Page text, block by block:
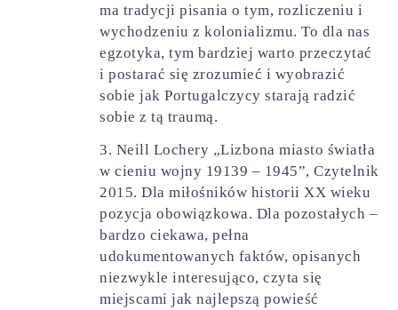
ma tradycji pisania o tym, rozliczeniu i
wychodzeniu z kolonializmu. To dla nas
egzotyka, tym bardziej warto przeczytać
i postarać się zrozumieć i wyobrazić
sobie jak Portugalczycy starają radzić
sobie z tą traumą.
3. Neill Lochery „Lizbona miasto światła
w cieniu wojny 19139 – 1945”, Czytelnik
2015. Dla miłośników historii XX wieku
pozycja obowiązkowa. Dla pozostałych –
bardzo ciekawa, pełna
udokumentowanych faktów, opisanych
niezwykle interesująco, czyta się
miejscami jak najlepszą powieść